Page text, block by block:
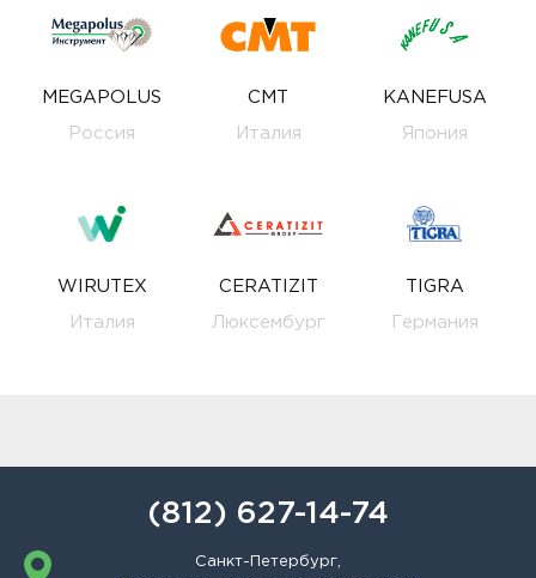
MEGAPOLUS
Россия
CMT
Италия
KANEFUSA
Япония
WIRUTEX
Италия
CERATIZIT
Люксембург
TIGRA
Германия
(812) 627-14-74
Санкт-Петербург,